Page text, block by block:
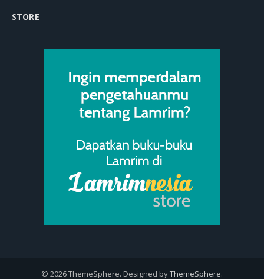
STORE
© 2026 ThemeSphere. Designed byThemeSphere.